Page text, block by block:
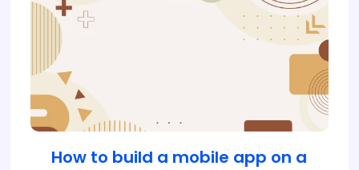
How to build a mobile app on a